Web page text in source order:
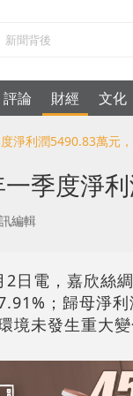
評論 財經 文化
淨利潤5490.83萬元
季度淨
編輯
2日電，嘉欣絲
；歸母淨
境未發生重大